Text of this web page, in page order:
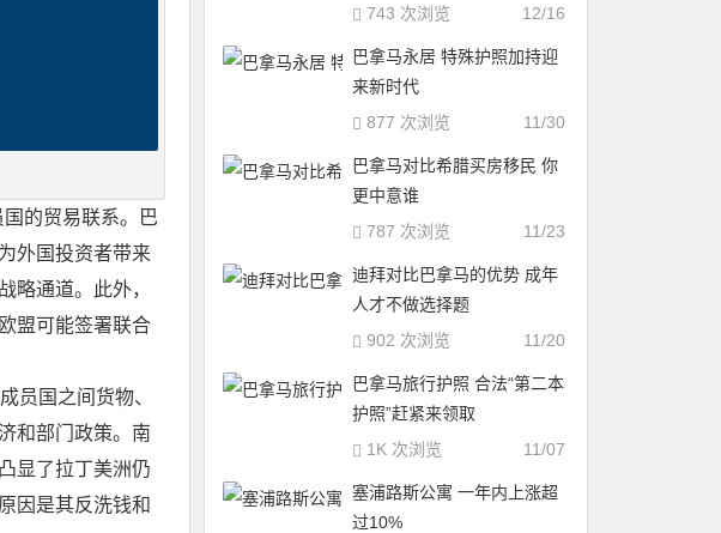
的贸易联系。巴
外国投资者带来
略通道。此外，
盟可能签署联合
员国之间货物、
和部门政策。南
显了拉丁美洲仍
因是其反洗钱和
12/16
743 次浏览
巴拿马永居 特殊护照加持迎
来新时代
11/30
877 次浏览
巴拿马对比希腊买房移民 你
更中意谁
11/23
787 次浏览
迪拜对比巴拿马的优势 成年
人才不做选择题
11/20
902 次浏览
巴拿马旅行护照 合法“第二本
护照”赶紧来领取
11/07
1K 次浏览
塞浦路斯公寓 一年内上涨超
过10%